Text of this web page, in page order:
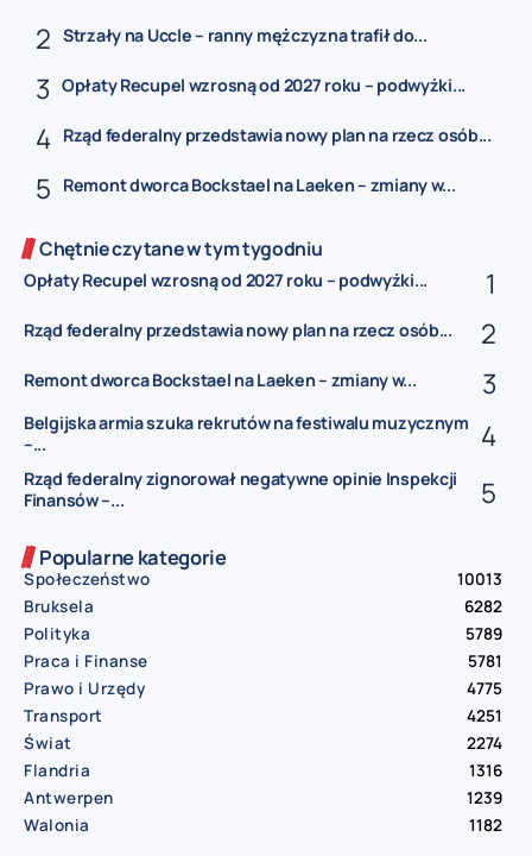
Strzały na Uccle – ranny mężczyzna trafił do...
Opłaty Recupel wzrosną od 2027 roku – podwyżki...
Rząd federalny przedstawia nowy plan na rzecz osób...
Remont dworca Bockstael na Laeken – zmiany w...
Chętnie czytane w tym tygodniu
Opłaty Recupel wzrosną od 2027 roku – podwyżki...
Rząd federalny przedstawia nowy plan na rzecz osób...
Remont dworca Bockstael na Laeken – zmiany w...
Belgijska armia szuka rekrutów na festiwalu muzycznym
–...
Rząd federalny zignorował negatywne opinie Inspekcji
Finansów –...
Popularne kategorie
Społeczeństwo
10013
Bruksela
6282
Polityka
5789
Praca i Finanse
5781
Prawo i Urzędy
4775
Transport
4251
Świat
2274
Flandria
1316
Antwerpen
1239
Walonia
1182